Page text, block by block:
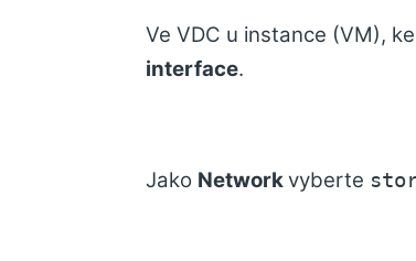
Ve VDC u instance (VM),
interface.
Jako Networkvyberte